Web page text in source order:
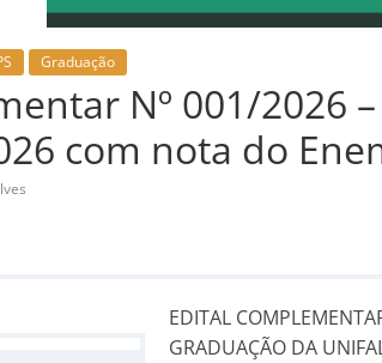
Graduação
Nº 001/2026
com nota do
EDITAL
GRADUAÇÃO DA